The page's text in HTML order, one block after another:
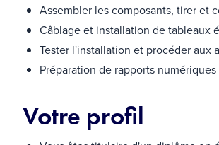
Assembler les composants, tirer et
Câblage et installation de tableaux
Tester l'installation et procéder aux
Préparation de rapports
Votre profil